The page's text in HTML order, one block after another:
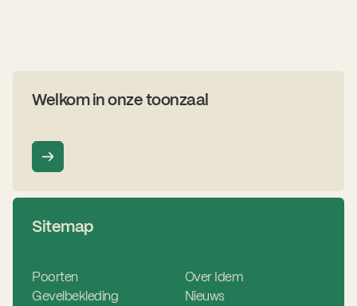
Welkom in onze toonzaal
Sitemap
Poorten
Gevelbekleding
Over Idem
Nieuws